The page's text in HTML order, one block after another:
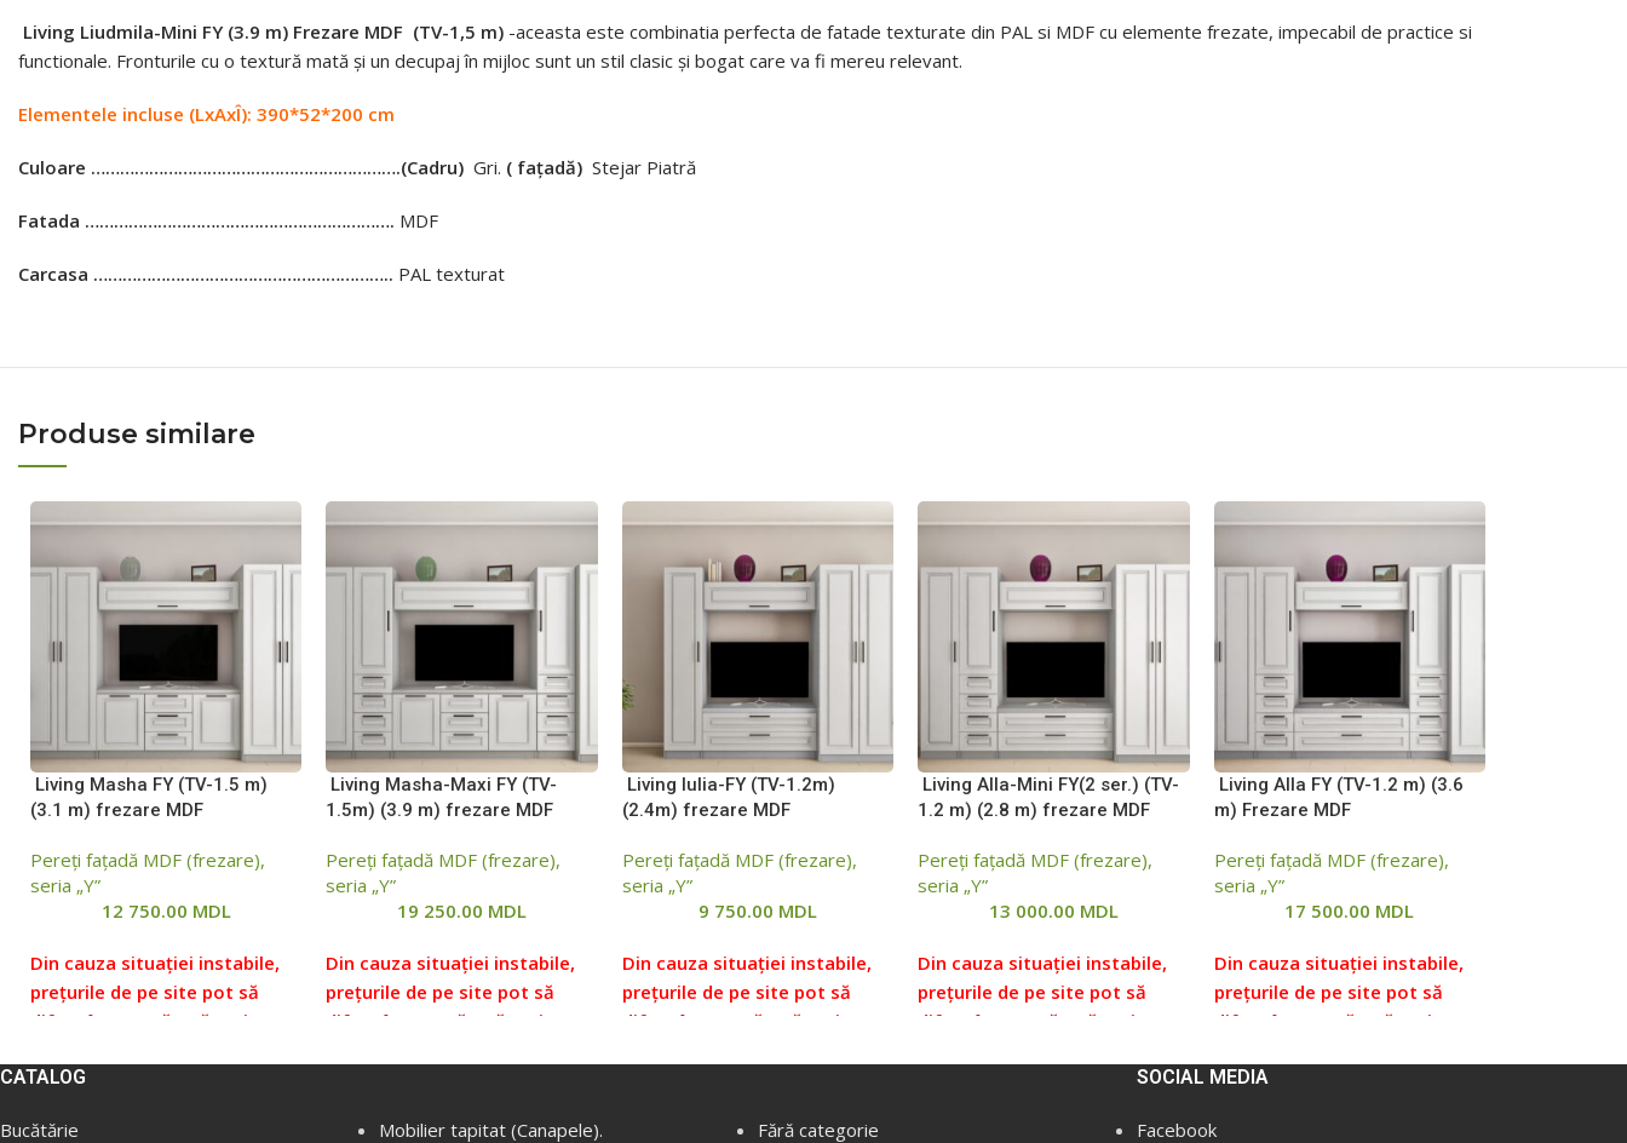
Living Liudmila-Mini FY (3.9 m) Frezare MDF (ТV-1,5 m) -aceasta este combinatia perfecta de fatade texturate din PAL si MDF cu elemente frezate, impecabil de practice si
functionale. Fronturile cu o textură mată și un decupaj în mijloc sunt un stil clasic și bogat care va fi mereu relevant.
Elementele incluse (LxAxÎ): 390*52*200 сm
Culoare ……………………………………………………….(Cadru) Gri. ( fațadă) Stejar Piatră
Fatada ………………………………………………………. MDF
Carcasa …………………………………………………….. PAL texturat
Produse similare
Living Мasha FY (TV-1.5 m)
(3.1 m) frezare MDF
Pereți fațadă MDF (frezare),
seria „Y”
12 750.00 MDL
Din cauza situației instabile,
prețurile de pe site pot să
difere într-o măsură mai mare
reale, vă rugăm să verificați
pentru aceasta ne puteți
Living Masha-Maxi FY (TV-
1.5m) (3.9 m) frezare MDF
Pereți fațadă MDF (frezare),
seria „Y”
19 250.00 MDL
Din cauza situației instabile,
prețurile de pe site pot să
difere într-o măsură mai mare
pentru aceasta ne puteți
Living Iulia-FY (TV-1.2m)
(2.4m) frezare MDF
Pereți fațadă MDF (frezare),
seria „Y”
9 750.00 MDL
Din cauza situației instabile,
prețurile de pe site pot să
difere într-o măsură mai mare
pentru aceasta ne puteți
Living Alla-Mini FY(2 ser.) (TV-
1.2 m) (2.8 m) frezare MDF
Pereți fațadă MDF (frezare),
seria „Y”
13 000.00 MDL
Din cauza situației instabile,
prețurile de pe site pot să
difere într-o măsură mai mare
reale, vă rugăm să verificați
pentru aceasta ne puteți
Living Alla FY (TV-1.2 m) (3.6
m) Frezare MDF
Pereți fațadă MDF (frezare),
seria „Y”
17 500.00 MDL
Din cauza situației instabile,
prețurile de pe site pot să
difere într-o măsură mai mare
reale, vă rugăm să verificați
pentru aceasta ne puteți
CATALOG
Bucătărie Mobilier tapitat (Canapele). Fără categorie
SOCIAL MEDIA
Facebook